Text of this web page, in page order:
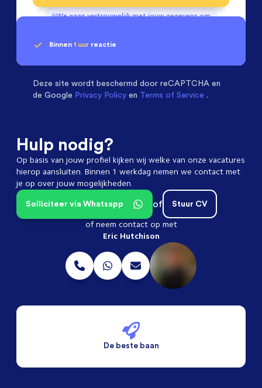
We gaan vertrouwelijk met jouw gegevens om
Binnen 1 uur reactie
Deze site wordt beschermd door reCAPTCHA en
de Google Privacy Policy en Terms of Service .
Hulp nodig?
Op basis van jouw profiel kijken wij welke van onze vacatures
hierop aansluiten. Binnen 1 werkdag nemen we contact met
je op over jouw mogelijkheden.
Stuur CV
of
Solliciteer via Whatsapp
of neem contact op met
Eric Hutchison
De beste baan